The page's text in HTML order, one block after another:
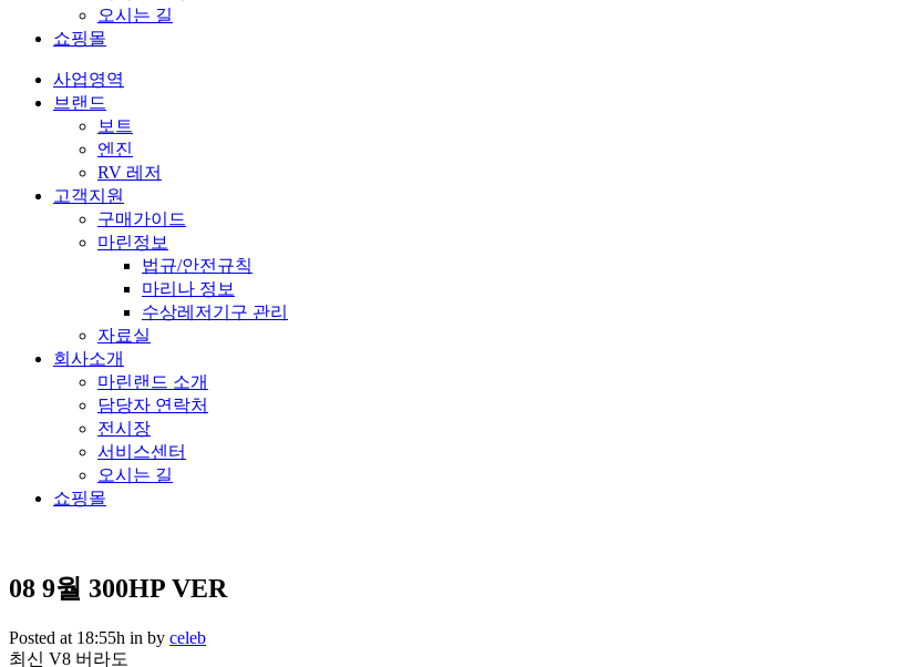
오시는 길
쇼핑몰
사업영역
브랜드
보트
엔진
RV 레저
고객지원
구매가이드
마린정보
법규/안전규칙
마리나 정보
수상레저기구 관리
자료실
회사소개
마린랜드 소개
담당자 연락처
전시장
서비스센터
오시는 길
쇼핑몰
08 9월 300HP VER
Posted at 18:55h in by celeb
최신 V8 버라도